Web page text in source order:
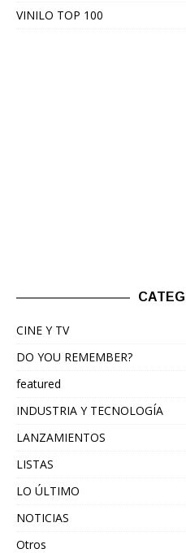
VINILO TOP 100
CINE Y TV
DO YOU REMEMBER?
featured
INDUSTRIA Y TECNOLOGÍA
LANZAMIENTOS
LISTAS
LO ÚLTIMO
NOTICIAS
Otros